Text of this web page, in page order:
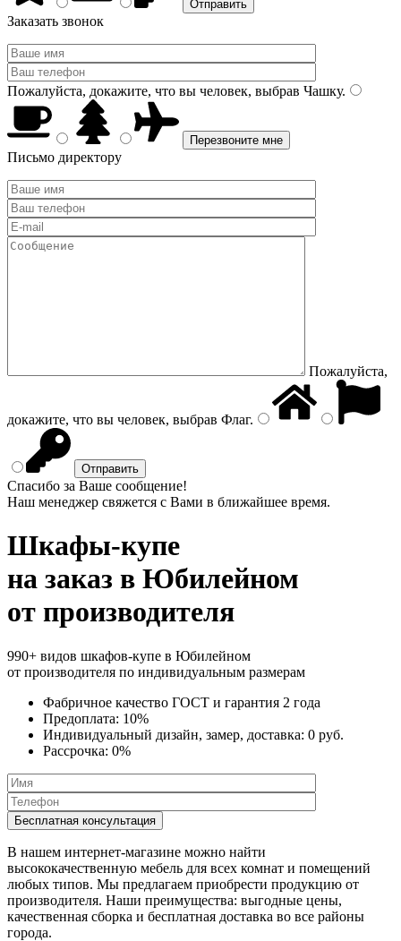
Заказать звонок
Пожалуйста, докажите, что вы человек, выбрав Чашку.
Письмо директору
Пожалуйста,
докажите, что вы человек, выбрав Флаг.
Спасибо за Ваше сообщение!
Наш менеджер свяжется с Вами в ближайшее время.
Шкафы-купе
на заказ в Юбилейном
от производителя
990+ видов шкафов-купе в Юбилейном
от производителя по индивидуальным размерам
Фабричное качество ГОСТ и гарантия 2 года
Предоплата: 10%
Индивидуальный дизайн, замер, доставка: 0 руб.
Рассрочка: 0%
В нашем интернет-магазине можно найти
высококачественную мебель для всех комнат и помещений
любых типов. Мы предлагаем приобрести продукцию от
производителя. Наши преимущества: выгодные цены,
качественная сборка и бесплатная доставка во все районы
города.